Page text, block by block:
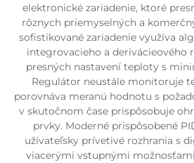
elektronické zariadenie, ktoré
rôznych priemyselných a
sofistikované zariadenie využíva
integrovacieho a derivácieového
presných nastavení teploty s
Regulátor neustále monitoruje
porovnáva meranú hodnotu s
v skutočnom čase prispôsobuje
prvky. Moderné prispôsobené
užívateľsky prívetivé rozhrania s
viacerými vstupnými